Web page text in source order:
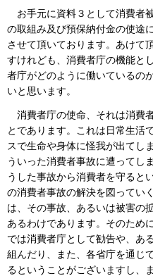
お手元に資料３として消費者
の取組み及び預保納付金の使途
させて頂いております。あけて
すけれども、消費者庁の機能と
者庁がどのように働いているの
いと思います。
消費者庁の使命、それは消費
とであります。これは日常生活
スで生命や身体に怪我が出てし
ういった消費者事故に遭ってし
うした事故から消費者を守ると
の消費者事故の解決を図ってい
は、その事故、あるいは被害の
あるわけであります。そのため
では消費者庁として勧告や、あ
組んだり、また、各省庁を通じ
るということがございますし、